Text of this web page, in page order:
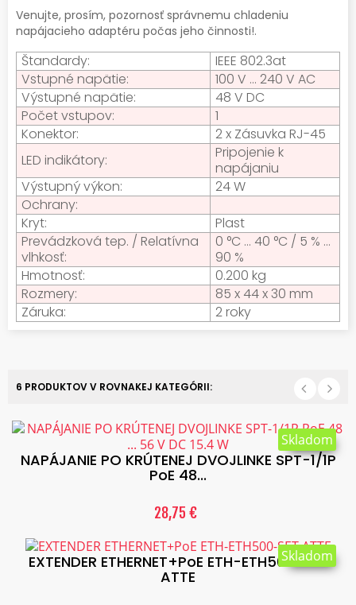
Venujte, prosím, pozornosť správnemu chladeniu
napájacieho adaptéru počas jeho činnosti!.
Štandardy:
IEEE 802.3at
Vstupné napätie:
100 V ... 240 V AC
Výstupné napätie:
48 V DC
Počet vstupov:
1
Konektor:
2 x Zásuvka RJ-45
LED indikátory:
Pripojenie k
napájaniu
Výstupný výkon:
24 W
Ochrany:
Kryt:
Plast
Prevádzková tep. / Relatívna
vlhkosť:
0 °C ... 40 °C / 5 % ...
90 %
Hmotnosť:
0.200 kg
Rozmery:
85 x 44 x 30 mm
Záruka:
2 roky
6 PRODUKTOV V ROVNAKEJ KATEGÓRII:
NAPÁJANIE PO KRÚTENEJ DVOJLINKE SPT-1/1P
PoE 48...
28,75 €
Skladom
EXTENDER ETHERNET+PoE ETH-ETH500-SET
ATTE
Skladom